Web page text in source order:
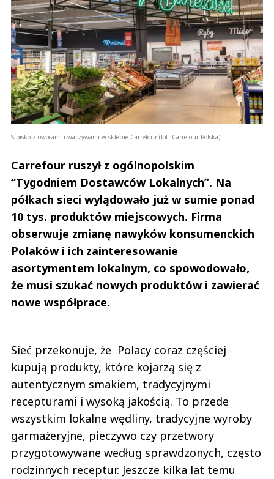
Stoisko z owocami i warzywami w sklepie Carrefour (fot. Carrefour Polska)
Carrefour ruszył z ogólnopolskim
“Tygodniem Dostawców Lokalnych”. Na
półkach sieci wylądowało już w sumie ponad
10 tys. produktów miejscowych. Firma
obserwuje zmianę nawyków konsumenckich
Polaków i ich zainteresowanie
asortymentem lokalnym, co spowodowało,
że musi szukać nowych produktów i zawierać
nowe współprace.
Sieć przekonuje, że Polacy coraz częściej
kupują produkty, które kojarzą się z
autentycznym smakiem, tradycyjnymi
recepturami i wysoką jakością. To przede
wszystkim lokalne wędliny, tradycyjne wyroby
garmażeryjne, pieczywo czy przetwory
przygotowywane według sprawdzonych, często
rodzinnych receptur. Jeszcze kilka lat temu